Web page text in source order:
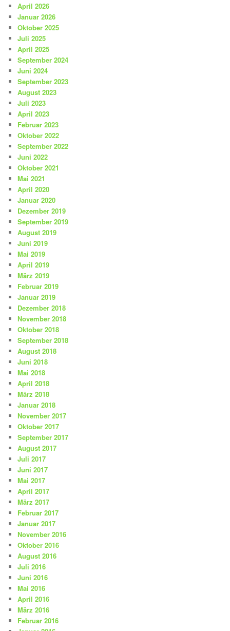
April 2026
Januar 2026
Oktober 2025
Juli 2025
April 2025
September 2024
Juni 2024
September 2023
August 2023
Juli 2023
April 2023
Februar 2023
Oktober 2022
September 2022
Juni 2022
Oktober 2021
Mai 2021
April 2020
Januar 2020
Dezember 2019
September 2019
August 2019
Juni 2019
Mai 2019
April 2019
März 2019
Februar 2019
Januar 2019
Dezember 2018
November 2018
Oktober 2018
September 2018
August 2018
Juni 2018
Mai 2018
April 2018
März 2018
Januar 2018
November 2017
Oktober 2017
September 2017
August 2017
Juli 2017
Juni 2017
Mai 2017
April 2017
März 2017
Februar 2017
Januar 2017
November 2016
Oktober 2016
August 2016
Juli 2016
Juni 2016
Mai 2016
April 2016
März 2016
Februar 2016